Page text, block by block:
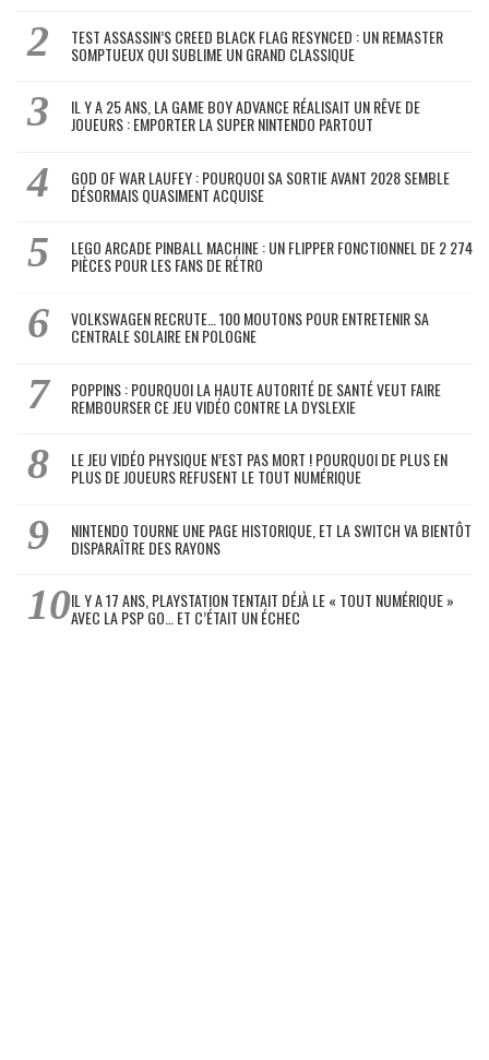
TEST ASSASSIN’S CREED BLACK FLAG RESYNCED : UN REMASTER
SOMPTUEUX QUI SUBLIME UN GRAND CLASSIQUE
IL Y A 25 ANS, LA GAME BOY ADVANCE RÉALISAIT UN RÊVE DE
JOUEURS : EMPORTER LA SUPER NINTENDO PARTOUT
GOD OF WAR LAUFEY : POURQUOI SA SORTIE AVANT 2028 SEMBLE
DÉSORMAIS QUASIMENT ACQUISE
LEGO ARCADE PINBALL MACHINE : UN FLIPPER FONCTIONNEL DE 2 274
PIÈCES POUR LES FANS DE RÉTRO
VOLKSWAGEN RECRUTE… 100 MOUTONS POUR ENTRETENIR SA
CENTRALE SOLAIRE EN POLOGNE
POPPINS : POURQUOI LA HAUTE AUTORITÉ DE SANTÉ VEUT FAIRE
REMBOURSER CE JEU VIDÉO CONTRE LA DYSLEXIE
LE JEU VIDÉO PHYSIQUE N’EST PAS MORT ! POURQUOI DE PLUS EN
PLUS DE JOUEURS REFUSENT LE TOUT NUMÉRIQUE
NINTENDO TOURNE UNE PAGE HISTORIQUE, ET LA SWITCH VA BIENTÔT
DISPARAÎTRE DES RAYONS
IL Y A 17 ANS, PLAYSTATION TENTAIT DÉJÀ LE « TOUT NUMÉRIQUE »
AVEC LA PSP GO… ET C’ÉTAIT UN ÉCHEC